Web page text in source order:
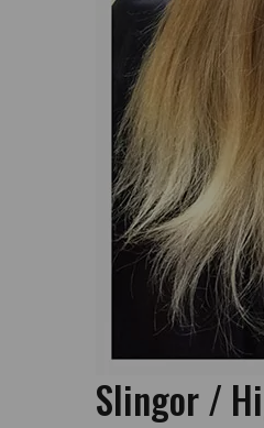
Slingor /